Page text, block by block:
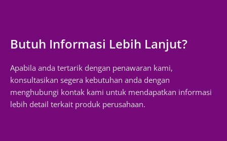
Butuh Informasi Lebih Lanjut?
Apabila anda tertarik dengan penawaran kami,
konsultasikan segera kebutuhan anda dengan
menghubungi kontak kami untuk mendapatkan informasi
lebih detail terkait produk perusahaan.